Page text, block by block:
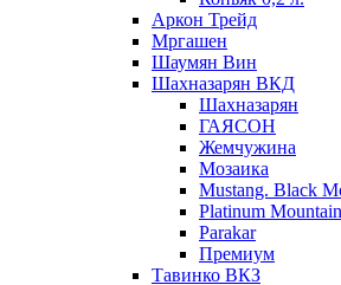
Аркон Трейд
Мргашен
Шаумян Вин
Шахназарян ВКД
Шахназарян
ГАЯСОН
Жемчужина
Мозаика
Mustang. Black
Platinum Mountain
Parakar
Премиум
Тавинко ВКЗ